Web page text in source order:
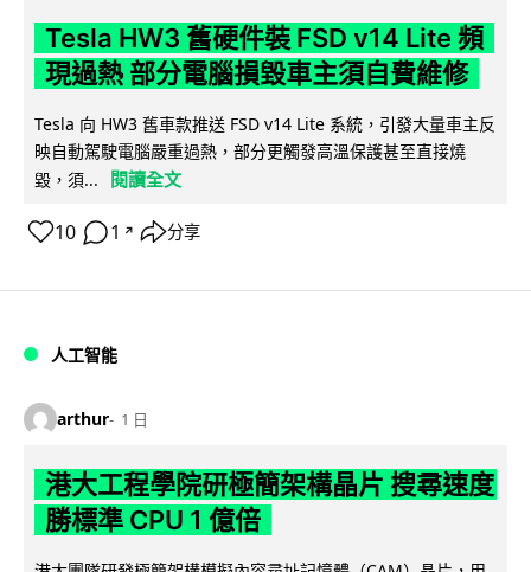
Tesla HW3 舊硬件裝 FSD v14 Lite 頻
現過熱 部分電腦損毀車主須自費維修
Tesla 向 HW3 舊車款推送 FSD v14 Lite 系統，引發大量車主反
映自動駕駛電腦嚴重過熱，部分更觸發高溫保護甚至直接燒
毀，須...
閱讀全文
10 1 ↗ 分享
人工智能
arthur 1 日
港大工程學院研極簡架構晶片 搜尋速度
勝標準 CPU 1 億倍